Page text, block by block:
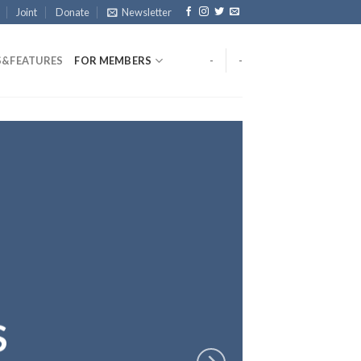
Joint Donate Newsletter
FOR MEMBERS - -